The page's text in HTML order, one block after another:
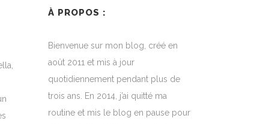
À PROPOS :
Bienvenue sur mon blog, créé en
août 2011 et mis à jour
quotidiennement pendant plus de
trois ans. En 2014, j’ai quitté ma
routine et mis le blog en pause pour